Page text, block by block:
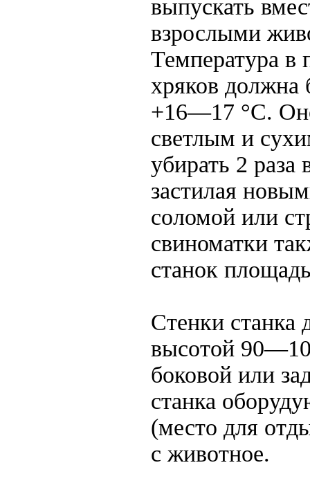
выпускать
взрослыми
Температура в
хряков должна
+16—17 °С.
светлым и
убирать 2 раза
застилая
соломой или
свиноматки
станок
Стенки
высотой
боковой или
станка
(место для
с животное.